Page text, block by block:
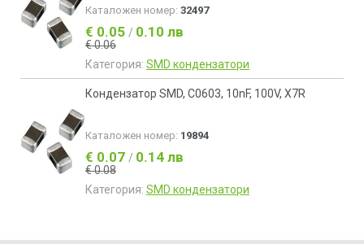
Каталожен номер: 32497
€ 0.05 / 0.10 лв
€ 0.06
Категория: SMD кондензатори
Кондeнзатор SMD, C0603, 10nF, 100V, X7R
Каталожен номер: 19894
€ 0.07 / 0.14 лв
€ 0.08
Категория: SMD кондензатори